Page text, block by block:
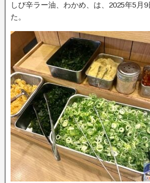
しび辛ラー油、わかめ、は、2025年5月
た。